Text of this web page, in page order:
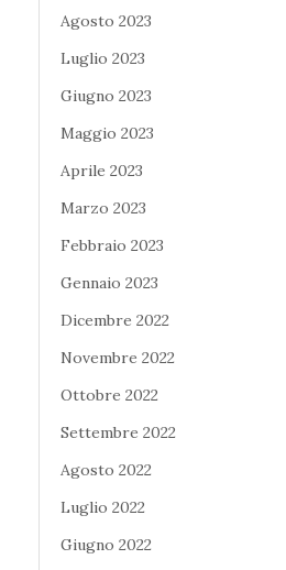
Agosto 2023
Luglio 2023
Giugno 2023
Maggio 2023
Aprile 2023
Marzo 2023
Febbraio 2023
Gennaio 2023
Dicembre 2022
Novembre 2022
Ottobre 2022
Settembre 2022
Agosto 2022
Luglio 2022
Giugno 2022